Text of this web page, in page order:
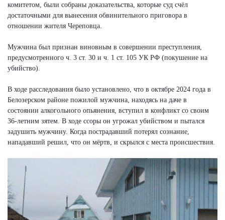
комитетом, были собраны доказательства, которые суд счёл
достаточными для вынесения обвинительного приговора в
отношении жителя Череповца.
Мужчина был признан виновным в совершении преступления,
предусмотренного ч. 3 ст. 30 и ч. 1 ст. 105 УК РФ (покушение на
убийство).
В ходе расследования было установлено, что в октябре 2024 года в
Белозерском районе пожилой мужчина, находясь на даче в
состоянии алкогольного опьянения, вступил в конфликт со своим
36-летним зятем. В ходе ссоры он угрожал убийством и пытался
задушить мужчину. Когда пострадавший потерял сознание,
нападавший решил, что он мёртв, и скрылся с места происшествия.